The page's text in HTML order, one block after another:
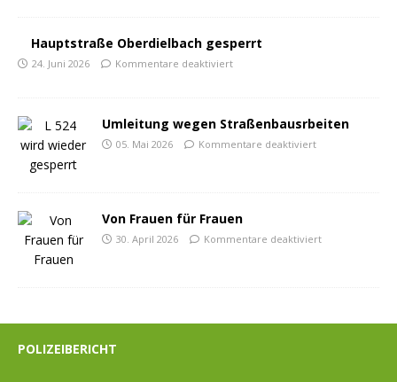
Hauptstraße Oberdielbach gesperrt
24. Juni 2026 Kommentare deaktiviert
Umleitung wegen Straßenbausrbeiten
05. Mai 2026 Kommentare deaktiviert
Von Frauen für Frauen
30. April 2026 Kommentare deaktiviert
POLIZEIBERICHT